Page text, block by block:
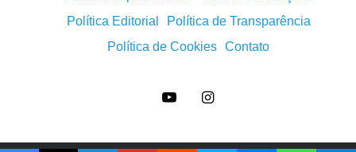
Política Editorial
Política de Transparência
Política de Cookies Contato
YouTubeInstagram